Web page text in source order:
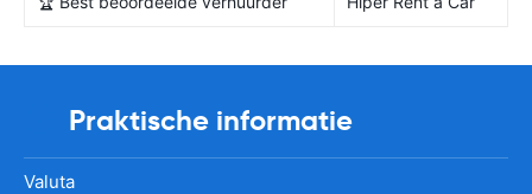
Praktische informatie
Valuta